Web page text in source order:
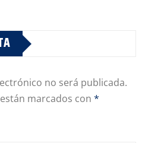
no será publicada.
marcados con *